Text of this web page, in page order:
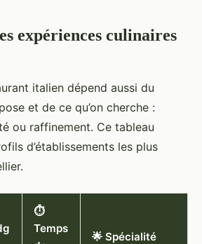
expériences culinaires
italien dépend aussi du
et de ce qu’on cherche :
ou raffinement. Ce tableau
d’établissements les plus
⏱️
Temps
🌟 Spécialité